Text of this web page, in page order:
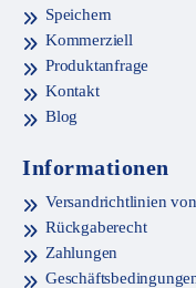
Speichern
Kommerziell
Produktanfrage
Kontakt
Blog
Informationen
Versandrichtlinien
Rückgaberecht
Zahlungen